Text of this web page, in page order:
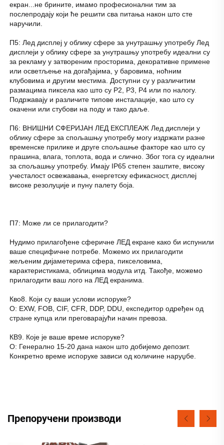
екран...не брините, имамо професионални тим за
послепродају који ће решити сва питања након што сте
наручили.
П5: Лед дисплеј у облику сфере за унутрашњу употребу Лед
дисплеји у облику сфере за унутрашњу употребу идеални су
за рекламу у затвореним просторима, декоративне примене
или осветљење на догађајима, у баровима, ноћним
клубовима и другим местима. Доступни су у различитим
размацима пиксела као што су P2, P3, P4 или по налогу.
Подржавају и различите типове инсталације, као што су
окачени или стубови на поду и тако даље.
П6: ВНИШНИ СФЕРИЈАН ЛЕД ЕКСПЛЕАЖ Лед дисплеји у
облику сфере за спољашњу употребу могу издржати разне
временске прилике и друге спољашње факторе као што су
прашина, влага, топлота, вода и слично. Због тога су идеални
за спољашњу употребу. Имају IP65 степен заштите, високу
учесталост освежавања, енергетску ефикасност, дисплеј
високе резолуције и пуну палету боја.
П7: Може ли се прилагодити?
Нудимо прилагођене сферичне ЛЕД екране како би испунили
ваше специфичне потребе. Можемо их прилагодити
жељеним дијаметерима сфера, пикселовима,
карактеристикама, облицима модула итд. Такође, можемо
прилагодити ваш лого на ЛЕД екранима.
Кво8. Који су ваши услови испоруке?
О: EXW, FOB, CIF, CFR, DDP, DDU, експедитор одређен од
стране купца или преговарајући начин превоза.
КВ9. Које је ваше време испоруке?
О: Генерално 15-20 дана након што добијемо депозит.
Конкретно време испоруке зависи од количине наруџбе.
Препоручени производи